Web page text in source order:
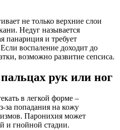
не только верхние слои
Недуг называется
панариция и требует
воспаление доходит до
возможно развитие сепсиса.
рук или ног
в легкой форме –
за попадания на кожу
Паронихия может
и гнойной стадии.